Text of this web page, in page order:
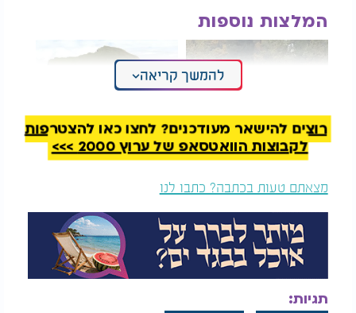
המלצות נוספות
הגשר שמתחבר לשמים:
פלא אדריכלי בלב טבע
תורנית
הבית הכי בודד בעולם -
ומה שהוא מזכיר לנו על
מאחורי הפלא הזה עומד שילוב נדיר של טופוגרפיה
ואקלים. אגם מרקאיבו מוקף משלושה צדדים ברכסי
הרים גבוהים, בהם הרי האנדים ורכס פריחה. המבנה
הזה יוצר מעין מסגרת טבעית שמרכזת את זרמי האוויר
באזור.
להמשך קריאה
רוצים להישאר מעודכנים? לחצו כאן להצטרפות
לקבוצות הוואטסאפ של ערוץ 2000 >>>
מצאתם טעות בכתבה? כתבו לנו
תגיות: